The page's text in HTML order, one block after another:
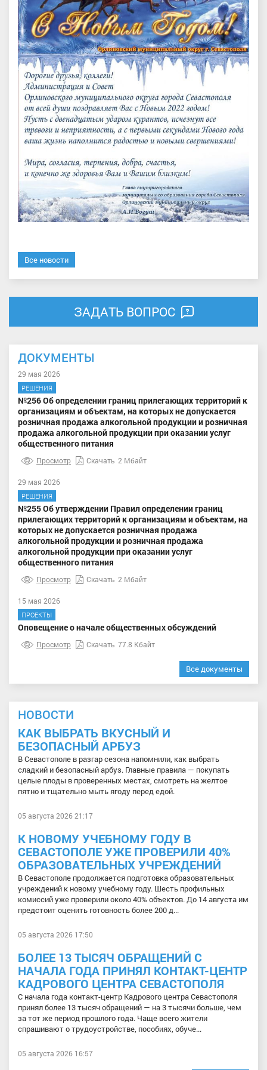
Все новости
ЗАДАТЬ ВОПРОС
ДОКУМЕНТЫ
29 мая 2026
РЕШЕНИЯ
№256 Об определении границ прилегающих территорий к
организациям и объектам, на которых не допускается
розничная продажа алкогольной продукции и розничная
продажа алкогольной продукции при оказании услуг
общественного питания
Просмотр Скачать 2 Мбайт
29 мая 2026
РЕШЕНИЯ
№255 Об утверждении Правил определении границ
прилегающих территорий к организациям и объектам, на
которых не допускается розничная продажа
алкогольной продукции и розничная продажа
алкогольной продукции при оказании услуг
общественного питания
Просмотр Скачать 2 Мбайт
15 мая 2026
ПРОЕКТЫ
Оповещение о начале общественных обсуждений
Просмотр Скачать 77.8 Кбайт
Все документы
НОВОСТИ
КАК ВЫБРАТЬ ВКУСНЫЙ И
БЕЗОПАСНЫЙ АРБУЗ
В Севастополе в разгар сезона напомнили, как выбрать
сладкий и безопасный арбуз. Главные правила — покупать
целые плоды в проверенных местах, смотреть на желтое
пятно и тщательно мыть ягоду перед едой.
05 августа 2026 21:17
К НОВОМУ УЧЕБНОМУ ГОДУ В
СЕВАСТОПОЛЕ УЖЕ ПРОВЕРИЛИ 40%
ОБРАЗОВАТЕЛЬНЫХ УЧРЕЖДЕНИЙ
В Севастополе продолжается подготовка образовательных
учреждений к новому учебному году. Шесть профильных
комиссий уже проверили около 40% объектов. До 14 августа им
предстоит оценить готовность более 200 д...
05 августа 2026 17:50
БОЛЕЕ 13 ТЫСЯЧ ОБРАЩЕНИЙ С
НАЧАЛА ГОДА ПРИНЯЛ КОНТАКТ-ЦЕНТР
КАДРОВОГО ЦЕНТРА СЕВАСТОПОЛЯ
С начала года контакт-центр Кадрового центра Севастополя
принял более 13 тысяч обращений — на 3 тысячи больше, чем
за тот же период прошлого года. Чаще всего жители
спрашивают о трудоустройстве, пособиях, обуче...
05 августа 2026 16:57